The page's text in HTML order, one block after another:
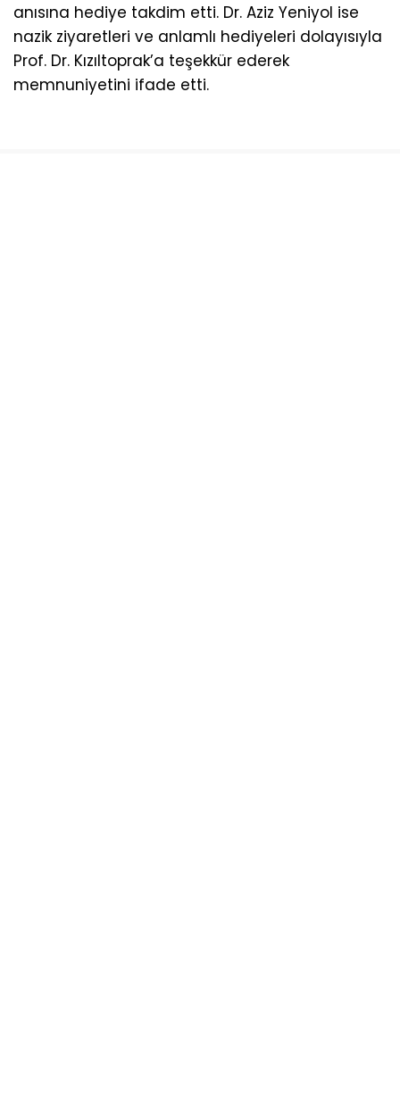
anısına hediye takdim etti. Dr. Aziz Yeniyol ise
nazik ziyaretleri ve anlamlı hediyeleri dolayısıyla
Prof. Dr. Kızıltoprak’a teşekkür ederek
memnuniyetini ifade etti.